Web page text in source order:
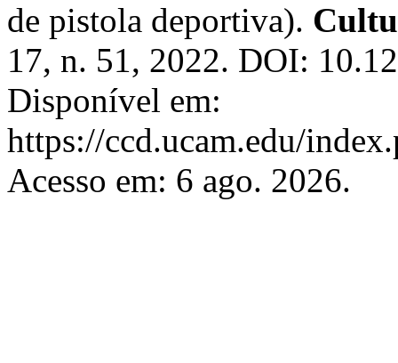
de pistola deportiva).
17, n. 51, 2022. DOI:
Disponível em:
https://ccd.ucam.edu/
Acesso em: 6 ago. 2026.